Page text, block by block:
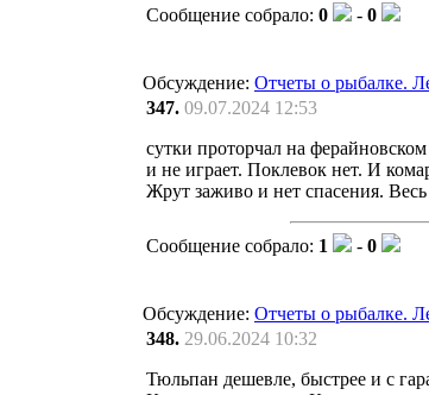
Сообщение собрало: 0 - 0
Обсуждение: Отчеты о рыбалке.
347. 09.07.2024 12:53
сутки проторчал на
и не играет. Поклевок нет. И
Жрут заживо и нет спасения.
Сообщение собрало: 1 - 0
Обсуждение: Отчеты о рыбалке.
348. 29.06.2024 10:32
Тюльпан дешевле, быстрее и с